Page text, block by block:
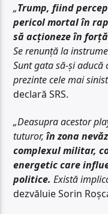
„Trump, fiind
pericol mortal în
să acționeze în
Se renunță la
Sunt gata să-și
prezinte cele mai
declară SRS.
„Deasupra acestor
tuturor,în zona
complexul militar,
energetic care
politice. Există
dezvăluie Sorin